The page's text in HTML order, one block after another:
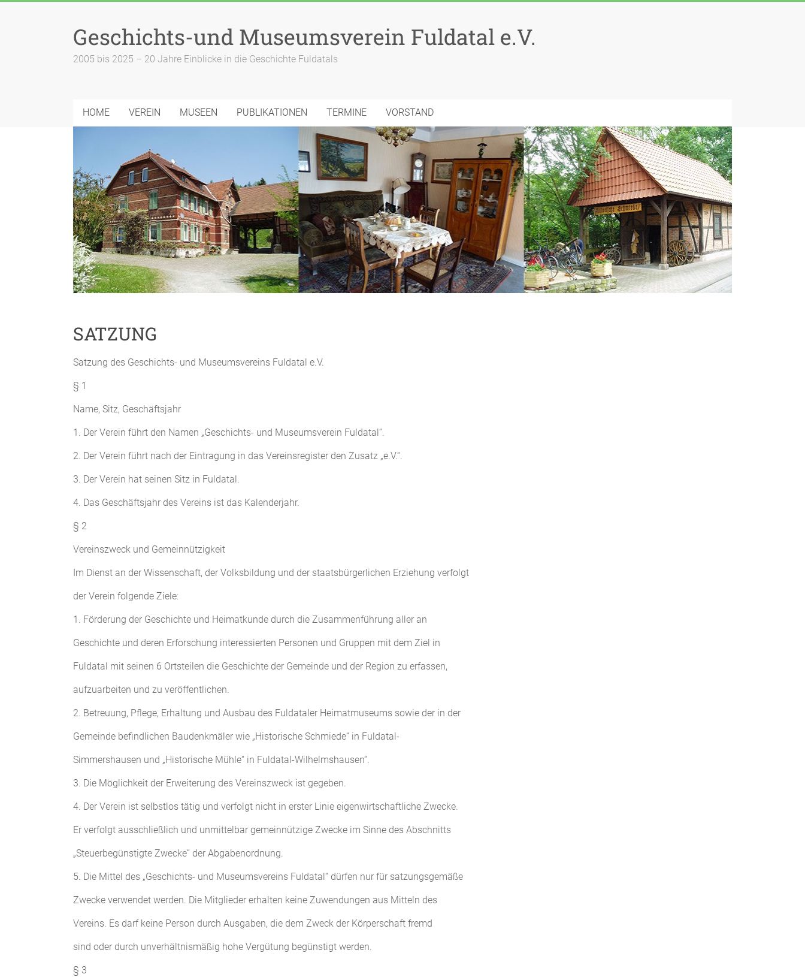
Geschichts-und Museumsverein Fuldatal e.V.
2005 bis 2025 – 20 Jahre Einblicke in die Geschichte Fuldatals
HOME VEREIN MUSEEN PUBLIKATIONEN TERMINE VORSTAND
SATZUNG
Satzung des Geschichts- und Museumsvereins Fuldatal e.V.
§ 1
Name, Sitz, Geschäftsjahr
1. Der Verein führt den Namen „Geschichts- und Museumsverein Fuldatal“.
2. Der Verein führt nach der Eintragung in das Vereinsregister den Zusatz „e.V.“.
3. Der Verein hat seinen Sitz in Fuldatal.
4. Das Geschäftsjahr des Vereins ist das Kalenderjahr.
§ 2
Vereinszweck und Gemeinnützigkeit
Im Dienst an der Wissenschaft, der Volksbildung und der staatsbürgerlichen Erziehung verfolgt
der Verein folgende Ziele:
1. Förderung der Geschichte und Heimatkunde durch die Zusammenführung aller an
Geschichte und deren Erforschung interessierten Personen und Gruppen mit dem Ziel in
Fuldatal mit seinen 6 Ortsteilen die Geschichte der Gemeinde und der Region zu erfassen,
aufzuarbeiten und zu veröffentlichen.
2. Betreuung, Pflege, Erhaltung und Ausbau des Fuldataler Heimatmuseums sowie der in der
Gemeinde befindlichen Baudenkmäler wie „Historische Schmiede“ in Fuldatal-
Simmershausen und „Historische Mühle“ in Fuldatal-Wilhelmshausen“.
3. Die Möglichkeit der Erweiterung des Vereinszweck ist gegeben.
4. Der Verein ist selbstlos tätig und verfolgt nicht in erster Linie eigenwirtschaftliche Zwecke.
Er verfolgt ausschließlich und unmittelbar gemeinnützige Zwecke im Sinne des Abschnitts
„Steuerbegünstigte Zwecke“ der Abgabenordnung.
5. Die Mittel des „Geschichts- und Museumsvereins Fuldatal“ dürfen nur für satzungsgemäße
Zwecke verwendet werden. Die Mitglieder erhalten keine Zuwendungen aus Mitteln des
Vereins. Es darf keine Person durch Ausgaben, die dem Zweck der Körperschaft fremd
sind oder durch unverhältnismäßig hohe Vergütung begünstigt werden.
§ 3